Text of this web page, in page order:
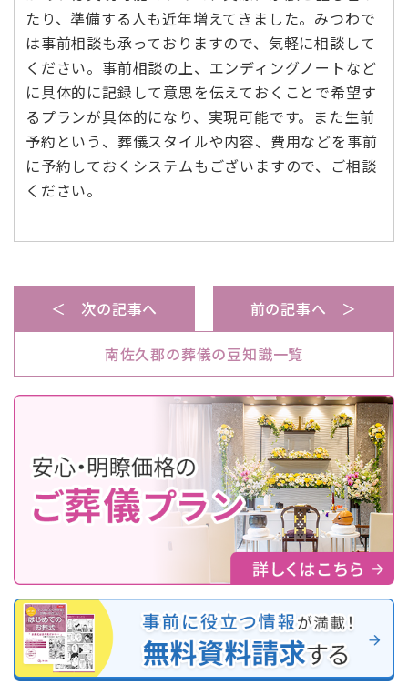
たり、準備する人も近年増えてきました。みつわで
は事前相談も承っておりますので、気軽に相談して
ください。事前相談の上、エンディングノートなど
に具体的に記録して意思を伝えておくことで希望す
るプランが具体的になり、実現可能です。また生前
予約という、葬儀スタイルや内容、費用などを事前
に予約しておくシステムもございますので、ご相談
ください。
＜ 次の記事へ
南佐久郡の葬儀の豆知識一覧
前の記事へ ＞